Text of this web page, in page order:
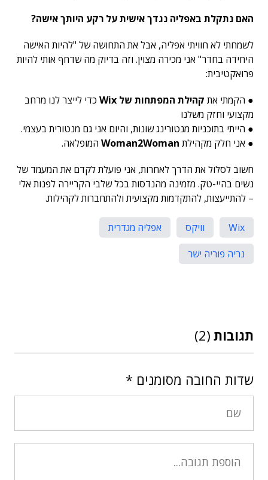
האם נתקלת באפליה נגדך אישית על רקע היותך אישה?
לשמחתי לא חוויתי אפליה, אבל את התחושה של "להיות האישה
היחידה בחדר" אני מכירה מצוין. וזה בדיוק מה שדחף אותי להיות
פרואקטיבית:
● הקמתי את קהילת המפתחות של Wix
כדי לייצר לנו מרחב
מקצועי וחזק משלנו
● הייתי בתוכניות מנטורינג שונות, והיום אני גם מנטורית בעצמי.
● אני חלק מקהילת Woman2Woman המופלאה.
חשוב לסלול את הדרך לאחרות, אני פועלת לקדם את המעמד של
נשים בהיי-טק. מזמינה מהנדסות בכל שלבי הקריירה לפנות אלי
– להתייעצות, להתקדמות מקצועית ולהתחברות לקהילות.
Wix וויקס
אפליה מגדרית
נריה פוריה ישר
תגובות (2)
שדות החובה מסומנים *